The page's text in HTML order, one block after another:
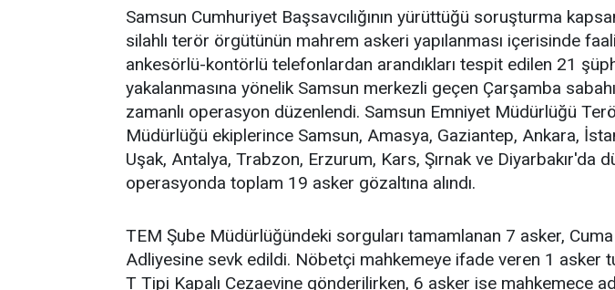
Samsun Cumhuriyet Başsavcılığının yürüttüğü soruşturma
silahlı terör örgütünün mahrem askeri yapılanması içerisinde
ankesörlü-kontörlü telefonlardan arandıkları tespit edilen 21
yakalanmasına yönelik Samsun merkezli geçen Çarşamba
zamanlı operasyon düzenlendi. Samsun Emniyet Müdürlüğü
Müdürlüğü ekiplerince Samsun, Amasya, Gaziantep, Ankara,
Uşak, Antalya, Trabzon, Erzurum, Kars, Şırnak ve Diyarbakır'da
operasyonda toplam 19 asker gözaltına alındı.
TEM Şube Müdürlüğündeki sorguları tamamlanan 7 asker,
Adliyesine sevk edildi. Nöbetçi mahkemeye ifade veren 1 asker
T Tipi Kapalı Cezaevine gönderilirken, 6 asker ise mahkemece